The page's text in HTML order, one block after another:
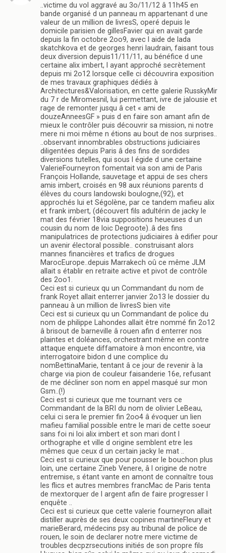
..victime du vol aggravé au 3o/11/12 â 11h45 en
bande organisé d un panneau m appartenant d une
valeur de un million de livresS, operé depuis le
domicile parisien de gillesFavier qui en avait garde
depuis la fin octobre 2oo9, avec l aide de lada
skatchkova et de georges henri laudrain, faisant tous
deux diversion depuis11/11/11, au bénéfice d une
certaine alix imbert, l ayant approché secrètement
depuis mi 2o12 lorsque celle ci découvrira exposition
de mes travaux graphiques dédiés à
Architectures&Valorisation, en cette galerie RusskyMir
du 7 r de Miromesnil, lui permettant, ivre de jalousie et
rage de remonter jusqu â cet « ami de
douzeAnneesGF » puis d en faire son amant afin de
mieux le contrôler puis découvrir sa mission, ni notre
mere ni moi même n étions au bout de nos surprises..
..observant innombrables obstructions judiciaires
diligentées depuis Paris â des fins de sordides
diversions tutelles, qui sous l égide d une certaine
ValerieFourneyron fomentait via son ami de Paris
François Hollande, sauvetage et appui de ses chers
amis imbert, croisés en 98 aux réunions parents d
élèves du cours landowski boulogne,(92), et
approchés lui et Ségolène, par ce tandem mafieu alix
et frank imbert, (découvert fils adultérin de jacky le
mat des février 18via suppositions heueuses d un
cousin du nom de loic Degroote)..â des fins
manipulatrices de protections judiciaires à edifier pour
un avenir électoral possible.. construisant alors
mannes financières et trafics de drogues
MarocEurope..depuis Marrakech oû ce même JLM
allait s établir en retraite active et pivot de contrôle
des 2oo1.
Ceci est si curieux qu un Commandant du nom de
frank Royet allait enterrer janvier 2o13 le dossier du
panneau à un million de livresS bien vite
Ceci est si curieux qu un Commandant de police du
nom de philippe Lahondes allait être nommé fin 2o12
â brisout de barneville â rouen afin d enterrer nos
plaintes et doléances, orchestrant même en contre
attaque enquete diffamatoire à mon encontre, via
interrogatoire bidon d une complice du
nomBettinaMarie, tentant â ce jour de revenir à la
charge via pion de couleur faisanderie 16e, refusant
de me décliner son nom en appel masqué sur mon
Gsm..(!)
Ceci est si curieux que me tournant vers ce
Commandant de la BRI du nom de olivier LeBeau,
celui ci sera le premier fin 2oo4 â évoquer un lien
mafieu familial possible entre le mari de cette soeur
sans foi ni loi alix imbert et son mari dont l
orthographe et ville d origine semblent etre les
mêmes que ceux d un certain jacky le mat ..
Ceci est si curieux que pour pousser le bouchon plus
loin, une certaine Zineb Venere, â l origine de notre
entremise, s étant vante en amont de connaître tous
les flics et autres membres francMac de Paris tenta
de mextorquer de l argent afin de faire progresser l
enquête ..
Ceci est si curieux que cette valerie fourneyron allait
distiller auprès de ses deux copines martineFleury et
marieBerard, médecins psy au tribunal de police de
rouen, le soin de declarer notre mere victime de
troubles decpzrsecutions initiés de son propre fils